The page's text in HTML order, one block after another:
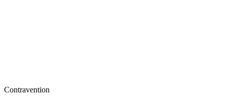
Contravention